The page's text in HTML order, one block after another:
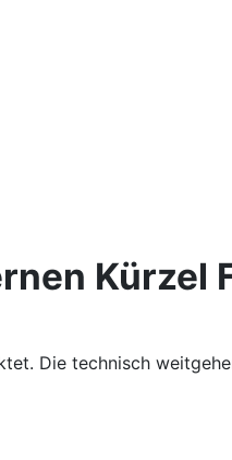
Kürzel
Die technisch